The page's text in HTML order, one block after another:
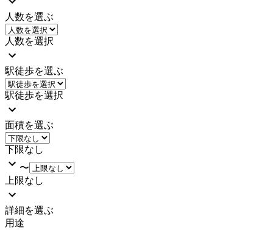
人数を選ぶ
人数を選択
駅徒歩を選ぶ
駅徒歩を選択
面積を選ぶ
下限なし
〜
上限なし
詳細を選ぶ
用途